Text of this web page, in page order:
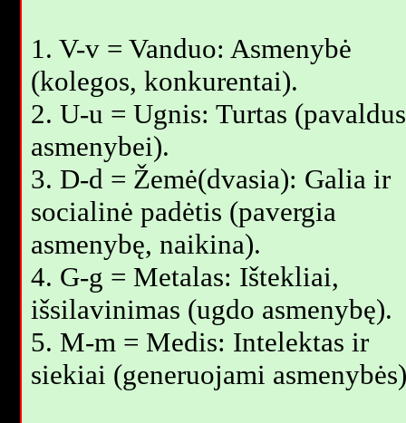
1. V-v = Vanduo: Asmenybė
(kolegos, konkurentai).
2. U-u = Ugnis: Turtas (pavaldus
asmenybei).
3. D-d = Žemė(dvasia): Galia ir
socialinė padėtis (pavergia
asmenybę, naikina).
4. G-g = Metalas: Ištekliai,
išsilavinimas (ugdo asmenybę).
5. M-m = Medis: Intelektas ir
siekiai (generuojami